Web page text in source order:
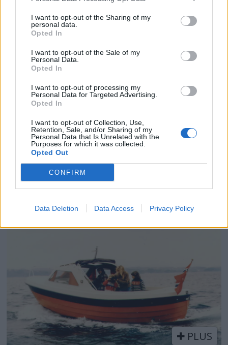
I want to opt-out of the Sharing of my
personal data.
Opted In
I want to opt-out of the Sale of my
Personal Data.
Opted In
I want to opt-out of processing my
Personal Data for Targeted Advertising.
Opted In
I want to opt-out of Collection, Use,
Retention, Sale, and/or Sharing of my
Personal Data that Is Unrelated with the
Purposes for which it was collected.
Opted Out
CONFIRM
Data Deletion Data Access Privacy Policy
Unngå bruktbåtfellene
Gode bruktbåtkjøp til
under 100 000
PLUS